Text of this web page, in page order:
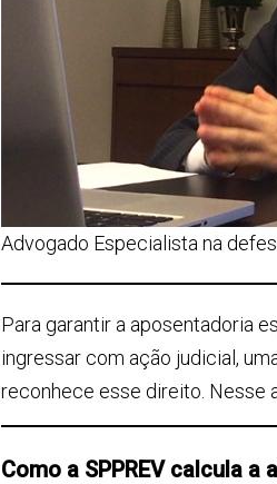
Advogado Especialista na
Para garantir a aposentadoria
ingressar com ação judicial,
reconhece esse direito. Nesse
Como a SPPREV calcula